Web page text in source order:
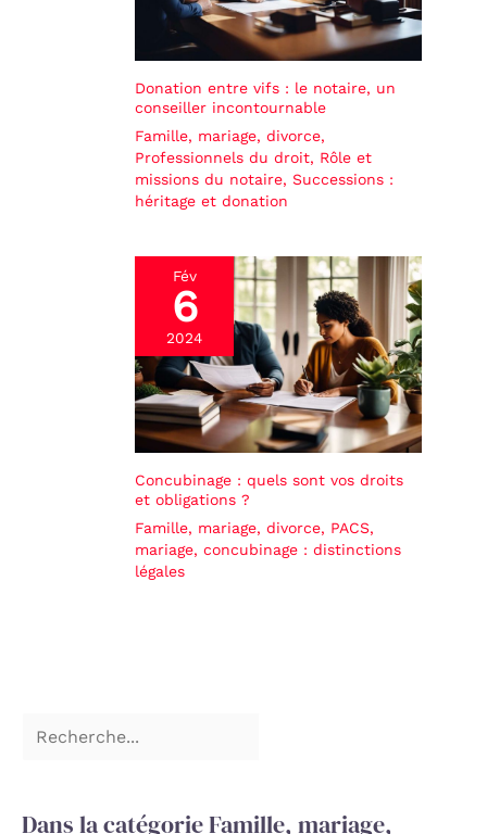
Donation entre vifs : le notaire, un
conseiller incontournable
Famille, mariage, divorce,
Professionnels du droit, Rôle et
missions du notaire, Successions :
héritage et donation
Fév
6
2024
Concubinage : quels sont vos droits
et obligations ?
Famille, mariage, divorce, PACS,
mariage, concubinage : distinctions
légales
Dans la catégorie Famille, mariage,